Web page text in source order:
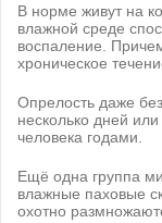
В норме живут на
влажной среде
воспаление.
хроническое
Опрелость даже
несколько дней
человека годами.
Ещё одна группа
влажные паховые
охотно